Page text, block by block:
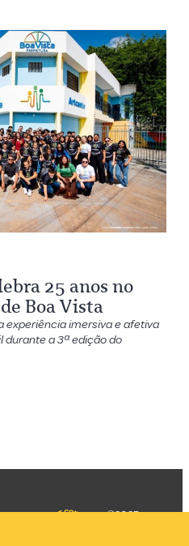
25 anos no
Boa Vista
experiência imersiva e afetiva
durante a 3ª edição do
©2025